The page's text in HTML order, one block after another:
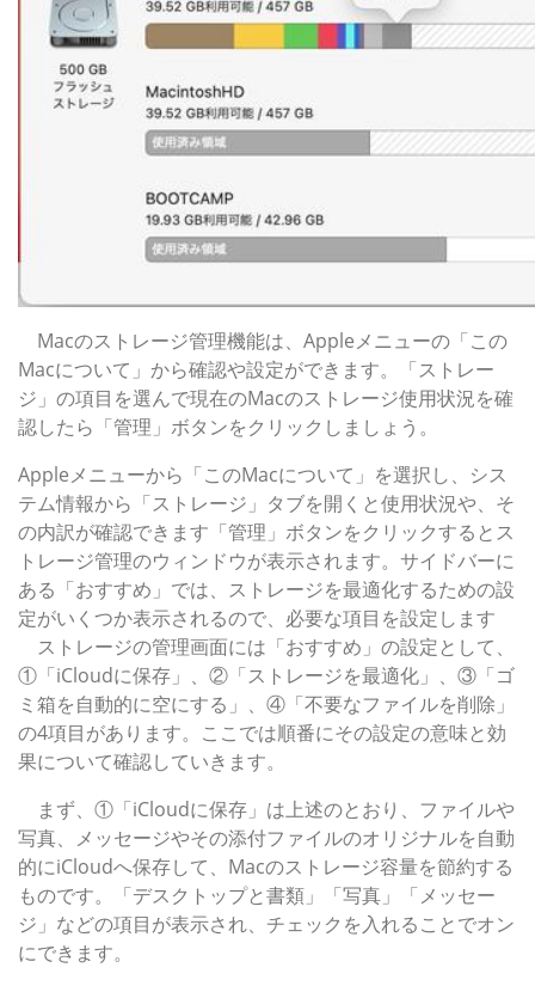
Macのストレージ管理機能は、Appleメニューの「この
Macについて」から確認や設定ができます。「ストレー
ジ」の項目を選んで現在のMacのストレージ使用状況を確
認したら「管理」ボタンをクリックしましょう。
Appleメニューから「このMacについて」を選択し、シス
テム情報から「ストレージ」タブを開くと使用状況や、そ
の内訳が確認できます「管理」ボタンをクリックするとス
トレージ管理のウィンドウが表示されます。サイドバーに
ある「おすすめ」では、ストレージを最適化するための設
定がいくつか表示されるので、必要な項目を設定します
ストレージの管理画面には「おすすめ」の設定として、
①「iCloudに保存」、②「ストレージを最適化」、③「ゴ
ミ箱を自動的に空にする」、④「不要なファイルを削除」
の4項目があります。ここでは順番にその設定の意味と効
果について確認していきます。
まず、①「iCloudに保存」は上述のとおり、ファイルや
写真、メッセージやその添付ファイルのオリジナルを自動
的にiCloudへ保存して、Macのストレージ容量を節約する
ものです。「デスクトップと書類」「写真」「メッセー
ジ」などの項目が表示され、チェックを入れることでオン
にできます。